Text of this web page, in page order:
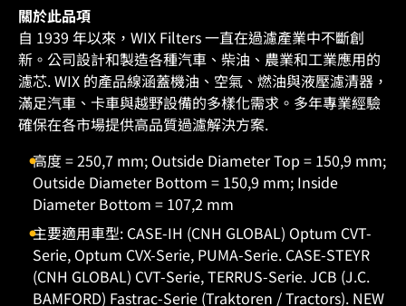
關於此品項
自 1939 年以來，WIX Filters 一直在過濾產業中不斷創
新。公司設計和製造各種汽車、柴油、農業和工業應用的
濾芯. WIX 的產品線涵蓋機油、空氣、燃油與液壓濾清器，
滿足汽車、卡車與越野設備的多樣化需求。多年專業經驗
確保在各市場提供高品質過濾解決方案.
高度 = 250,7 mm; Outside Diameter Top = 150,9 mm;
Outside Diameter Bottom = 150,9 mm; Inside
Diameter Bottom = 107,2 mm
主要適用車型: CASE-IH (CNH GLOBAL) Optum CVT-
Serie, Optum CVX-Serie, PUMA-Serie. CASE-STEYR
(CNH GLOBAL) CVT-Serie, TERRUS-Serie. JCB (J.C.
BAMFORD) Fastrac-Serie (Traktoren / Tractors). NEW